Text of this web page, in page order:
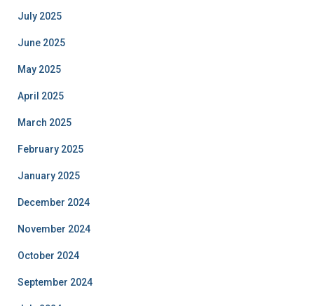
July 2025
June 2025
May 2025
April 2025
March 2025
February 2025
January 2025
December 2024
November 2024
October 2024
September 2024